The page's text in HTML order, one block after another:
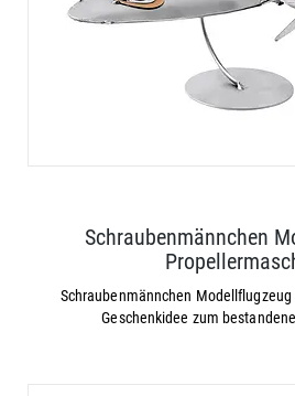
Schraubenmännchen
Schraubenmännchen
Geschenkidee zum